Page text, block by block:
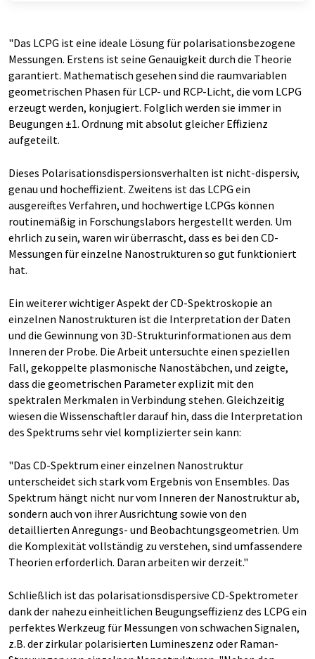
"Das LCPG ist eine ideale Lösung für polarisationsbezogene
Messungen. Erstens ist seine Genauigkeit durch die Theorie
garantiert. Mathematisch gesehen sind die raumvariablen
geometrischen Phasen für LCP- und RCP-Licht, die vom LCPG
erzeugt werden, konjugiert. Folglich werden sie immer in
Beugungen ±1. Ordnung mit absolut gleicher Effizienz
aufgeteilt.
Dieses Polarisationsdispersionsverhalten ist nicht-dispersiv,
genau und hocheffizient. Zweitens ist das LCPG ein
ausgereiftes Verfahren, und hochwertige LCPGs können
routinemäßig in Forschungslabors hergestellt werden. Um
ehrlich zu sein, waren wir überrascht, dass es bei den CD-
Messungen für einzelne Nanostrukturen so gut funktioniert
hat.
Ein weiterer wichtiger Aspekt der CD-Spektroskopie an
einzelnen Nanostrukturen ist die Interpretation der Daten
und die Gewinnung von 3D-Strukturinformationen aus dem
Inneren der Probe. Die Arbeit untersuchte einen speziellen
Fall, gekoppelte plasmonische Nanostäbchen, und zeigte,
dass die geometrischen Parameter explizit mit den
spektralen Merkmalen in Verbindung stehen. Gleichzeitig
wiesen die Wissenschaftler darauf hin, dass die Interpretation
des Spektrums sehr viel komplizierter sein kann:
"Das CD-Spektrum einer einzelnen Nanostruktur
unterscheidet sich stark vom Ergebnis von Ensembles. Das
Spektrum hängt nicht nur vom Inneren der Nanostruktur ab,
sondern auch von ihrer Ausrichtung sowie von den
detaillierten Anregungs- und Beobachtungsgeometrien. Um
die Komplexität vollständig zu verstehen, sind umfassendere
Theorien erforderlich. Daran arbeiten wir derzeit."
Schließlich ist das polarisationsdispersive CD-Spektrometer
dank der nahezu einheitlichen Beugungseffizienz des LCPG ein
perfektes Werkzeug für Messungen von schwachen Signalen,
z.B. der zirkular polarisierten Lumineszenz oder Raman-